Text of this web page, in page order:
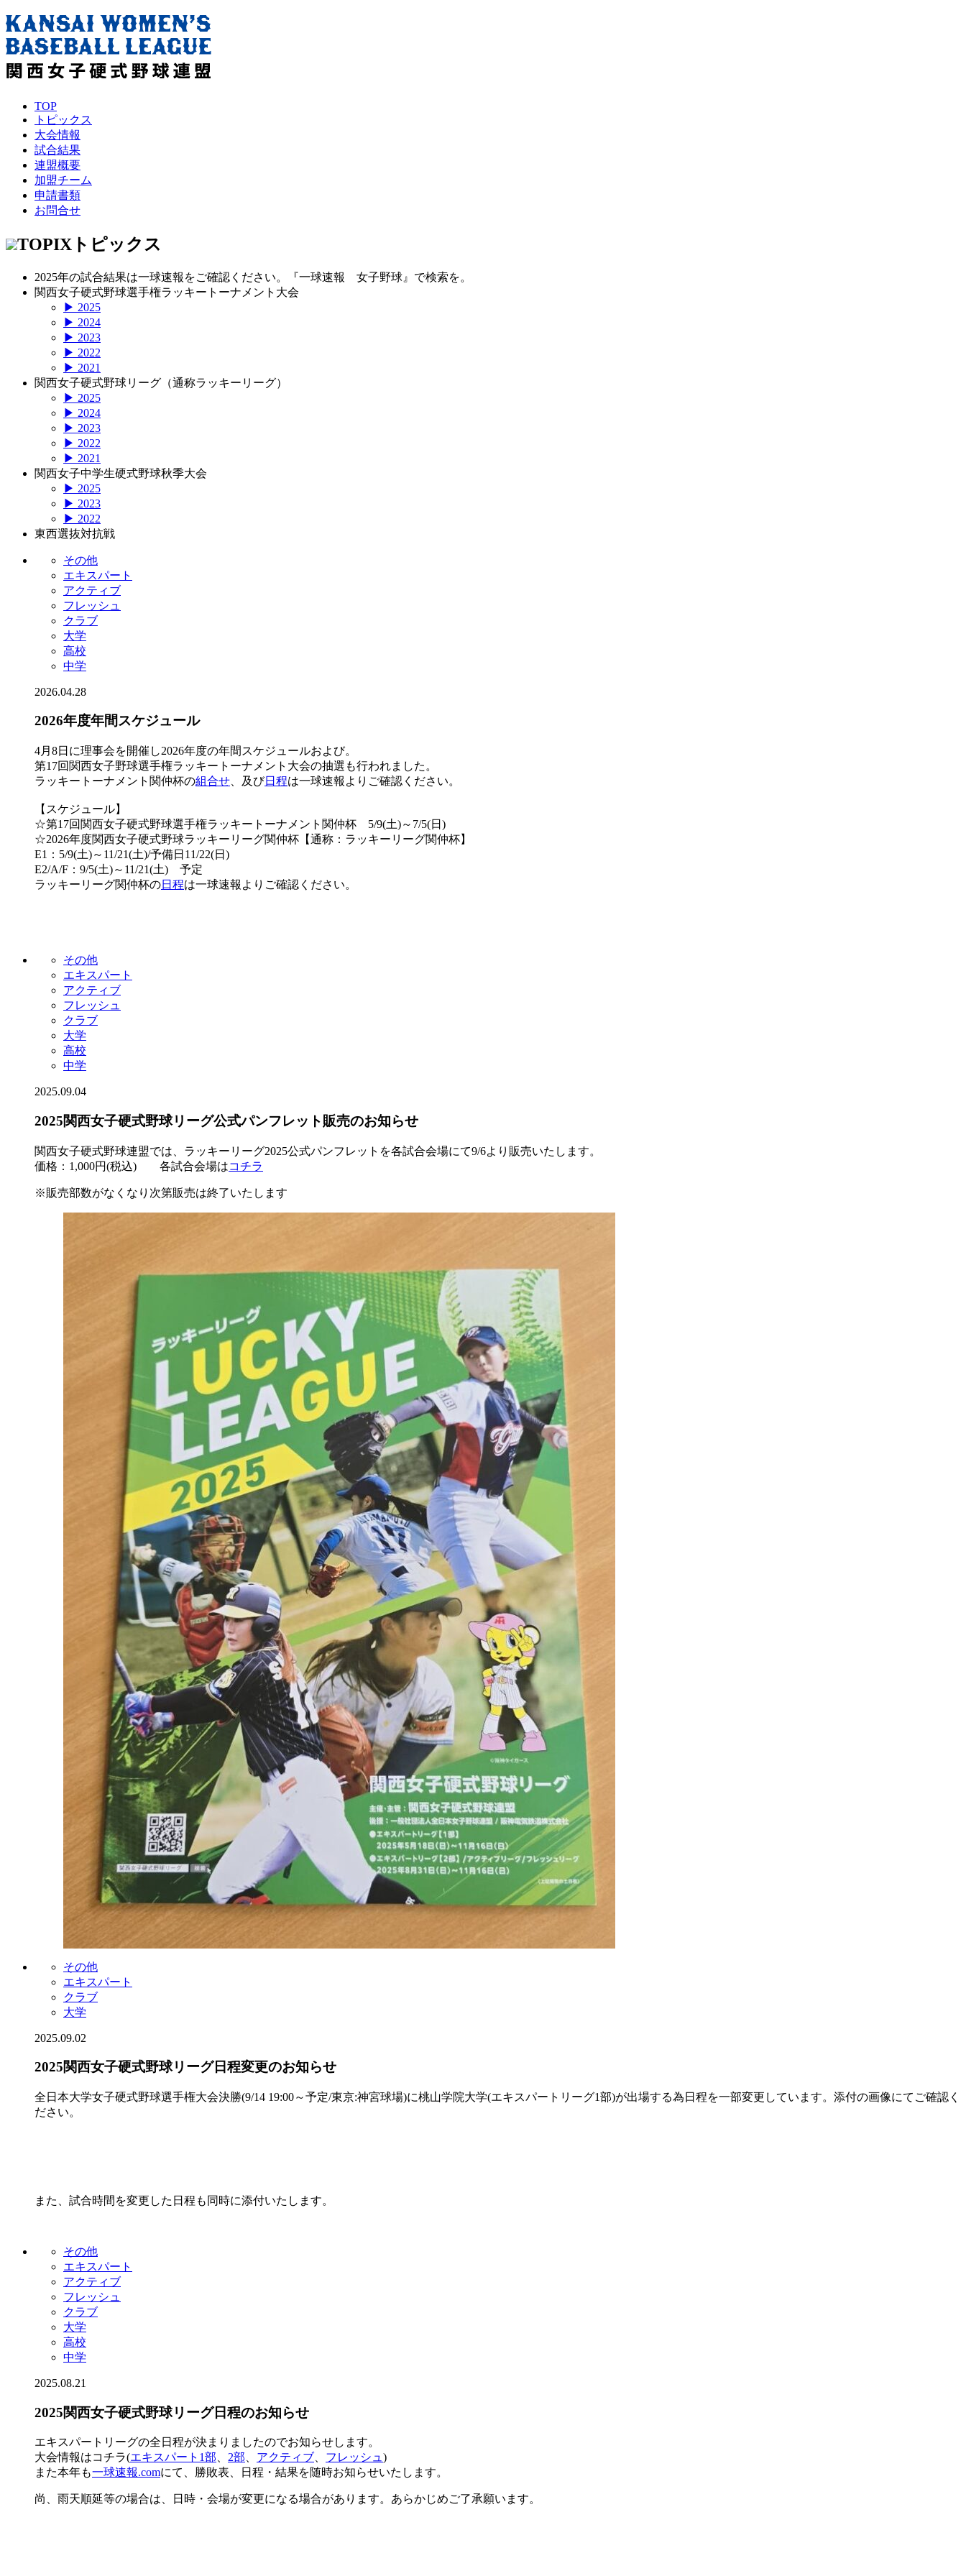
TOP
トピックス
大会情報
試合結果
連盟概要
加盟チーム
申請書類
お問合せ
TOPIX トピックス
2025年の試合結果は一球速報をご確認ください。『一球速報 女子野球』で検索を。
関西女子硬式野球選手権ラッキートーナメント大会
▶ 2025
▶ 2024
▶ 2023
▶ 2022
▶ 2021
関西女子硬式野球リーグ（通称ラッキーリーグ）
▶ 2025
▶ 2024
▶ 2023
▶ 2022
▶ 2021
関西女子中学生硬式野球秋季大会
▶ 2025
▶ 2023
▶ 2022
東西選抜対抗戦
その他
エキスパート
アクティブ
フレッシュ
クラブ
大学
高校
中学
2026.04.28
2026年度年間スケジュール
4月8日に理事会を開催し2026年度の年間スケジュールおよび。
第17回関西女子野球選手権ラッキートーナメント大会の抽選も行われました。
ラッキートーナメント関仲杯の組合せ 、及び日程は一球速報よりご確認ください。
【スケジュール】
☆第17回関西女子硬式野球選手権ラッキートーナメント関仲杯 5/9(土)～7/5(日)
☆2026年度関西女子硬式野球ラッキーリーグ関仲杯【通称：ラッキーリーグ関仲杯】
E1：5/9(土)～11/21(土)/予備日11/22(日)
E2/A/F：9/5(土)～11/21(土) 予定
ラッキーリーグ関仲杯の日程は一球速報よりご確認ください。
その他
エキスパート
アクティブ
フレッシュ
クラブ
大学
高校
中学
2025.09.04
2025関西女子硬式野球リーグ公式パンフレット販売のお知らせ
関西女子硬式野球連盟では、ラッキーリーグ2025公式パンフレットを各試合会場にて9/6より販売いたします。
価格：1,000円(税込) 各試合会場はコチラ
※販売部数がなくなり次第販売は終了いたします
その他
エキスパート
クラブ
大学
2025.09.02
2025関西女子硬式野球リーグ日程変更のお知らせ
全日本大学女子硬式野球選手権大会決勝(9/14 19:00～予定/東京:神宮球場)に桃山学院大学(エキスパートリーグ1部)が出場する為日程を一部変更しています。添付の画像にてご確認く
ださい。
また、試合時間を変更した日程も同時に添付いたします。
その他
エキスパート
アクティブ
フレッシュ
クラブ
大学
高校
中学
2025.08.21
2025関西女子硬式野球リーグ日程のお知らせ
エキスパートリーグの全日程が決まりましたのでお知らせします。
大会情報はコチラ(エキスパート1部、 2部、 アクティブ、 フレッシュ)
また本年も一球速報.comにて、勝敗表、日程・結果を随時お知らせいたします。
尚、雨天順延等の場合は、日時・会場が変更になる場合があります。あらかじめご了承願います。